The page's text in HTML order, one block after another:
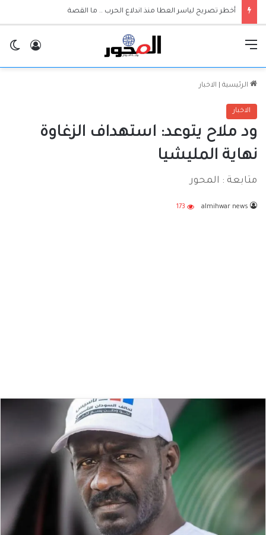
أخطر تصريح لياسر العطا منذ اندلاع الحرب .. ما القصة
الرئيسية الاخبار
الاخبار
ود ملاح يتوعد: استهداف الزغاوة
نهاية المليشيا
متابعة : المحور
almihwar news
173